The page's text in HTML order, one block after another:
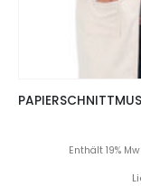
Enthält 19%